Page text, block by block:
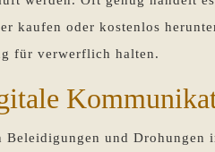
kaufen oder kostenlos
für verwerflich halten.
Beleidigungen und Drohungen